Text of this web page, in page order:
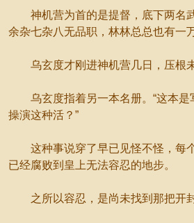
神机营为首的是提督，底下两名武
余杂七杂八无品职，林林总总也有一
乌玄度才刚进神机营几日，压根未
乌玄度指着另一本名册。“这本是
操演这种活？”
这种事说穿了早已见怪不怪，每个
已经腐败到皇上无法容忍的地步。
之所以容忍，是尚未找到那把开封